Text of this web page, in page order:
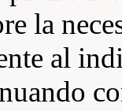
la
al